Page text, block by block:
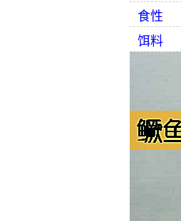
食性
饵料